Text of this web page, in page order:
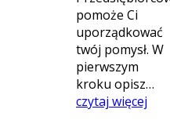
pomoże Ci
uporządkować
twój pomysł. W
pierwszym
kroku opisz…
czytaj więcej